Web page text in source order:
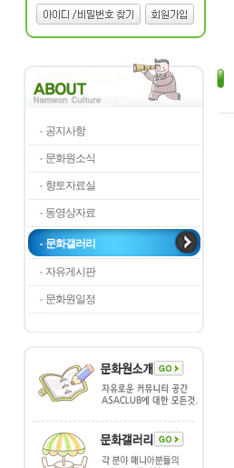
공지사항
문화원소식
향토자료실
동영상자료
문화갤러리
자유게시판
문화원일정